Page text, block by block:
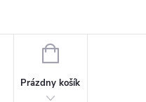
NÁKUPNÝ
Prázdny košík